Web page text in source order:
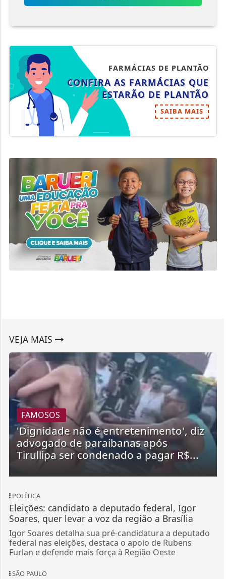
FARMÁCIAS DE PLANTÃO
CONFIRA AS FARMÁCIAS QUE
ESTARÃO DE PLANTÃO
SAIBA MAIS
VEJA MAIS
FAMOSOS
'Dignidade não é entretenimento', diz
advogado de paraibanas após
Tirullipa ser condenado a pagar R$...
POLÍTICA
Eleições: candidato a deputado federal, Igor
Soares, quer levar a voz da região a Brasília
Igor Soares detalha sua pré-candidatura a deputado
federal nas eleições, destaca o apoio de Rubens
Furlan e defende mais força à Região Oeste
SÃO PAULO